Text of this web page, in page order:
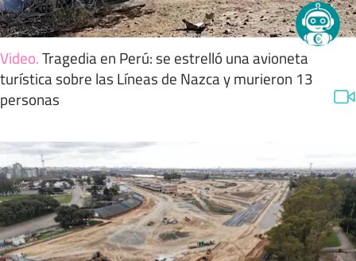
Video.Tragedia en Perú: se estrelló una avioneta
turística sobre las Líneas de Nazca y murieron 13
personas